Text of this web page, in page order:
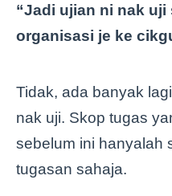
“Jadi ujian ni nak uji
organisasi je ke
Tidak, ada banyak
nak uji. Skop tugas
sebelum ini hanyalah
tugasan sahaja.